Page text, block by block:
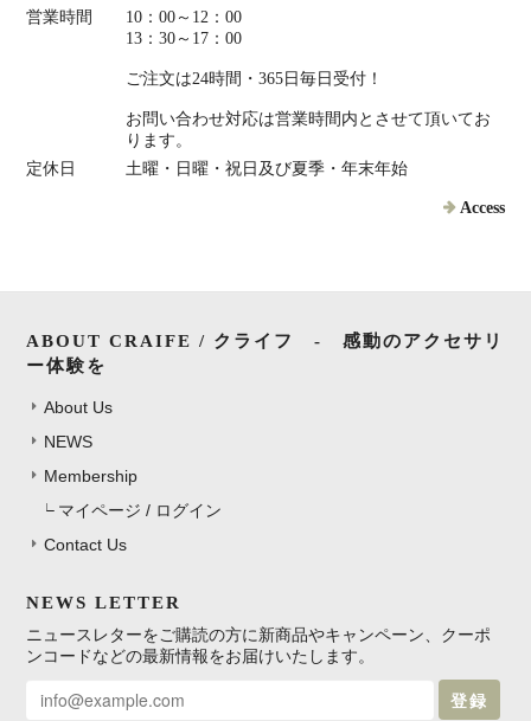
営業時間
10：00～12：00
13：30～17：00
ご注文は24時間・365日毎日受付！
お問い合わせ対応は営業時間内とさせて頂いてお
ります。
定休日
土曜・日曜・祝日及び夏季・年末年始
Access
ABOUT CRAIFE / クライフ - 感動のアクセサリ
ー体験を
About Us
NEWS
Membership
マイページ / ログイン
Contact Us
NEWS LETTER
ニュースレターをご購読の方に新商品やキャンペーン、クーポ
ンコードなどの最新情報をお届けいたします。
登録